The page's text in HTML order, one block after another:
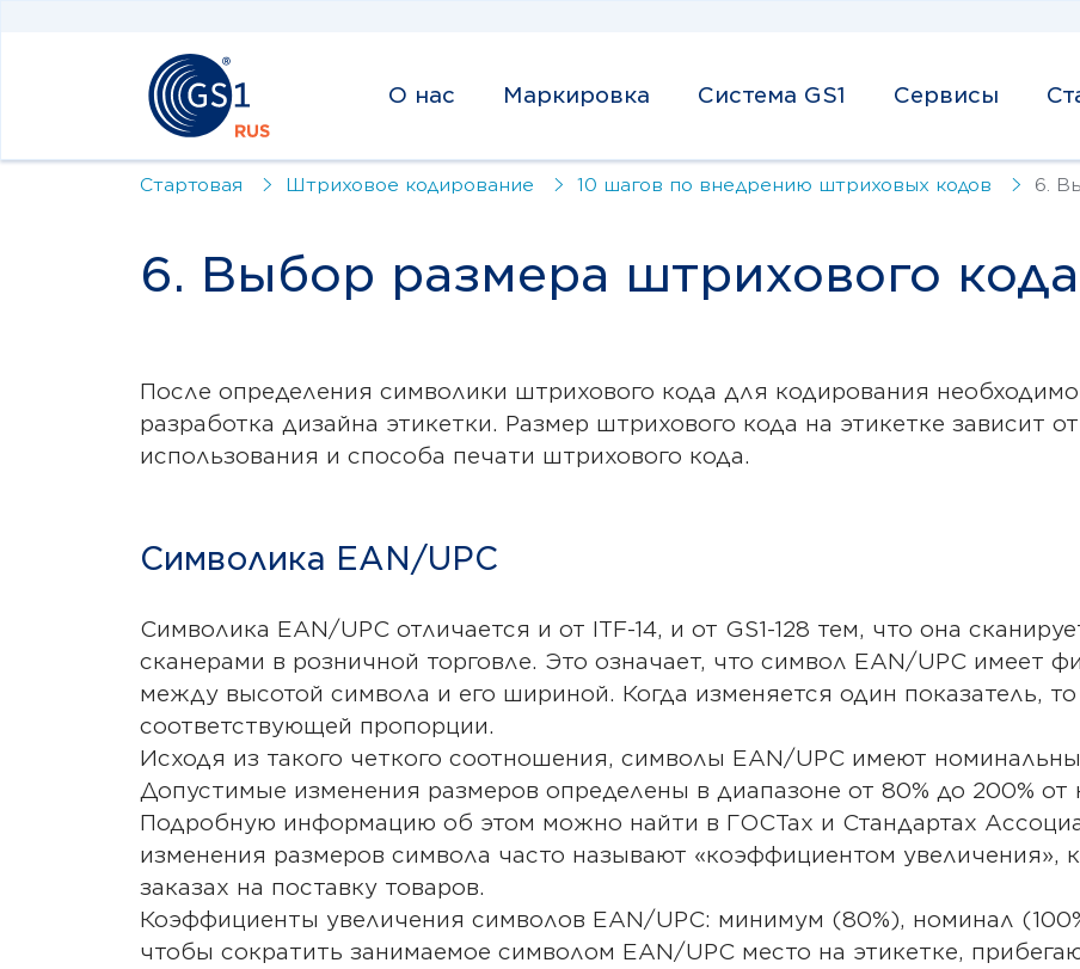
О нас Маркировка Система GS1 Сервисы
Стартовая Штриховое кодирование 10 шагов по внедрению штриховых кодов 6.
6. Выбор размера штрихового кода
После определения символики штрихового кода для кодирования
разработка дизайна этикетки. Размер штрихового кода на этикетке зависит
использования и способа печати штрихового кода.
Символика EAN/UPC
Символика EAN/UPC отличается и от ITF-14, и от GS1-128 тем, что она
сканерами в розничной торговле. Это означает, что символ EAN/UPC имеет
между высотой символа и его шириной. Когда изменяется один показатель,
соответствующей пропорции.
Исходя из такого четкого соотношения, символы EAN/UPC имеют
Допустимые изменения размеров определены в диапазоне от 80% до 200% от
Подробную информацию об этом можно найти в ГОСТах и Стандартах
изменения размеров символа часто называют «коэффициентом увеличения»,
заказах на поставку товаров.
Коэффициенты увеличения символов EAN/UPC: минимум (80%), номинал
чтобы сократить занимаемое символом EAN/UPC место на этикетке,